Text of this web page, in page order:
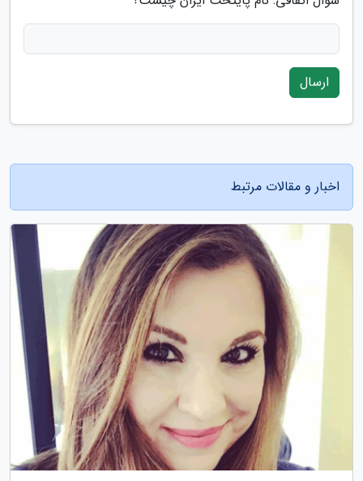
ارسال
اخبار و مقالات مرتبط